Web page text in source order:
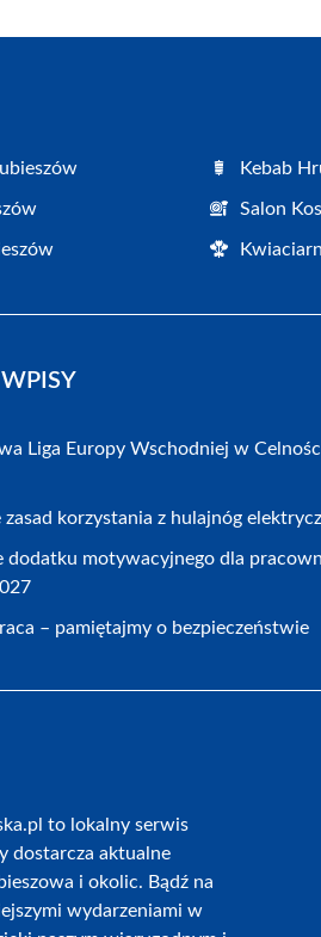
Kebab
Salon
Liga Europy Wschodniej w
zasad korzystania z hulajnóg
dodatku motywacyjnego dla
– pamiętajmy o bezpieczeństwie
to lokalny serwis
dostarcza aktualne
i okolic. Bądź na
wydarzeniami w